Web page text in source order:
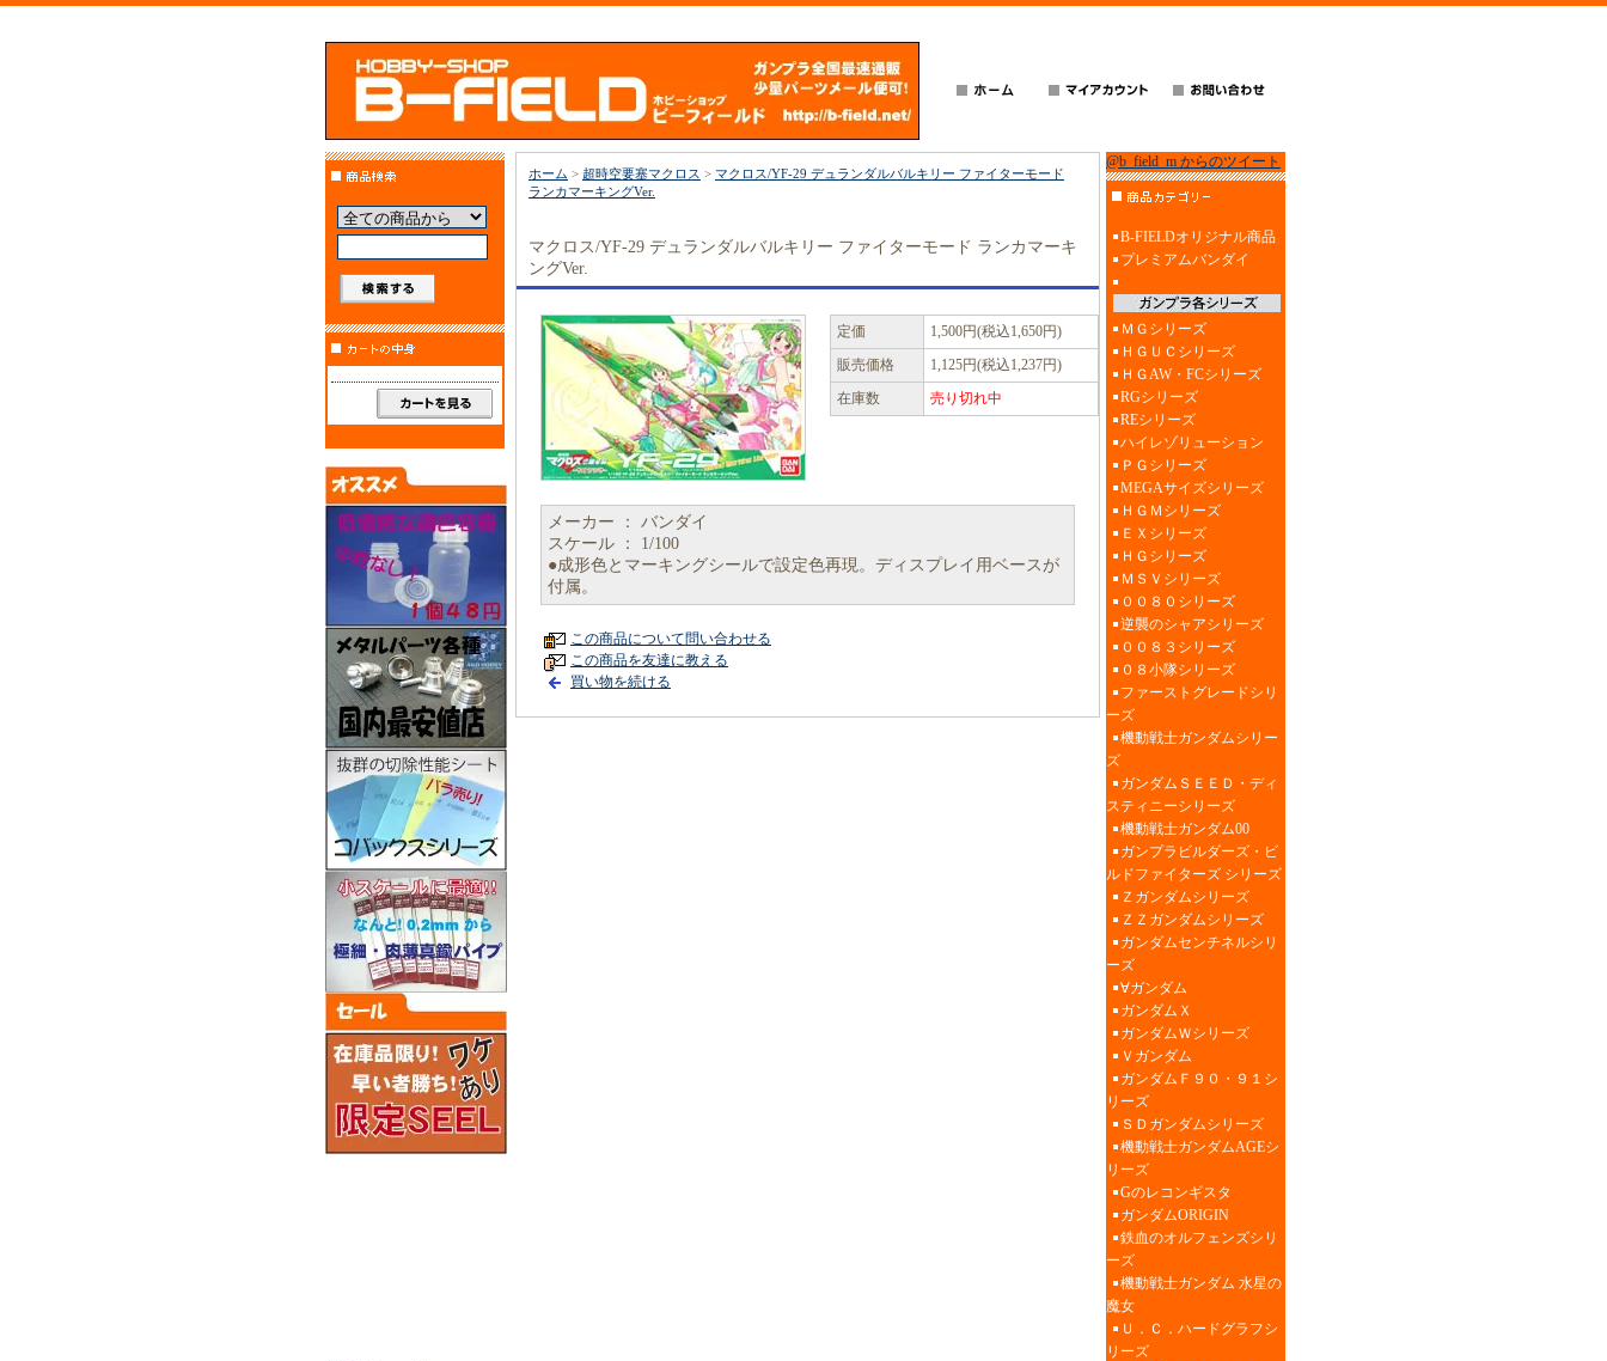
ホーム > 超時空要塞マクロス > マクロス/YF-29 デュランダルバルキリー ファイターモード
ランカマーキングVer.
マクロス/YF-29 デュランダルバルキリー ファイターモード ランカマーキ
ングVer.
定価
1,500円(税込1,650円)
販売価格
1,125円(税込1,237円)
在庫数
売り切れ中
メーカー ： バンダイ
スケール ： 1/100
●成形色とマーキングシールで設定色再現。ディスプレイ用ベースが
付属。
この商品について問い合わせる
この商品を友達に教える
買い物を続ける
@b_field_m からのツイート
B-FIELDオリジナル商品
プレミアムバンダイ
ＭＧシリーズ
ＨＧＵＣシリーズ
ＨＧAW・FCシリーズ
RGシリーズ
REシリーズ
ハイレゾリューション
ＰＧシリーズ
MEGAサイズシリーズ
ＨＧＭシリーズ
ＥＸシリーズ
ＨＧシリーズ
ＭＳＶシリーズ
００８０シリーズ
逆襲のシャアシリーズ
００８３シリーズ
０８小隊シリーズ
ファーストグレードシリ
ーズ
機動戦士ガンダムシリー
ズ
ガンダムＳＥＥＤ・ディ
スティニーシリーズ
機動戦士ガンダム00
ガンプラビルダーズ・ビ
ルドファイターズ シリーズ
Ｚガンダムシリーズ
ＺＺガンダムシリーズ
ガンダムセンチネルシリ
ーズ
∀ガンダム
ガンダムＸ
ガンダムＷシリーズ
Ｖガンダム
ガンダムＦ９０・９１シ
リーズ
ＳＤガンダムシリーズ
機動戦士ガンダムAGEシ
リーズ
Gのレコンギスタ
ガンダムORIGIN
鉄血のオルフェンズシリ
ーズ
機動戦士ガンダム 水星の
魔女
Ｕ．Ｃ．ハードグラフシ
リーズ